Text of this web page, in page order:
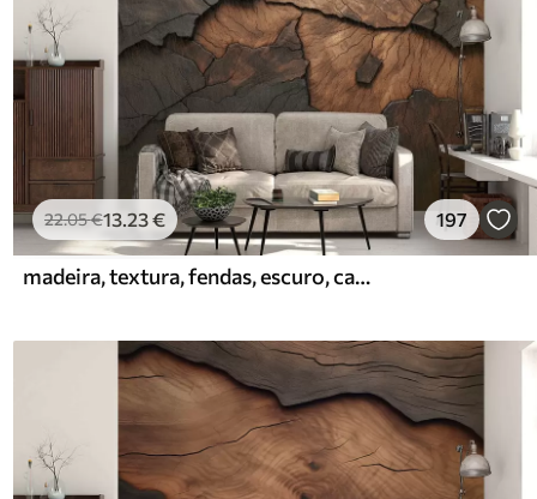
22.05€13.23€ 197
madeira, textura, fendas, escuro, casca, superfície